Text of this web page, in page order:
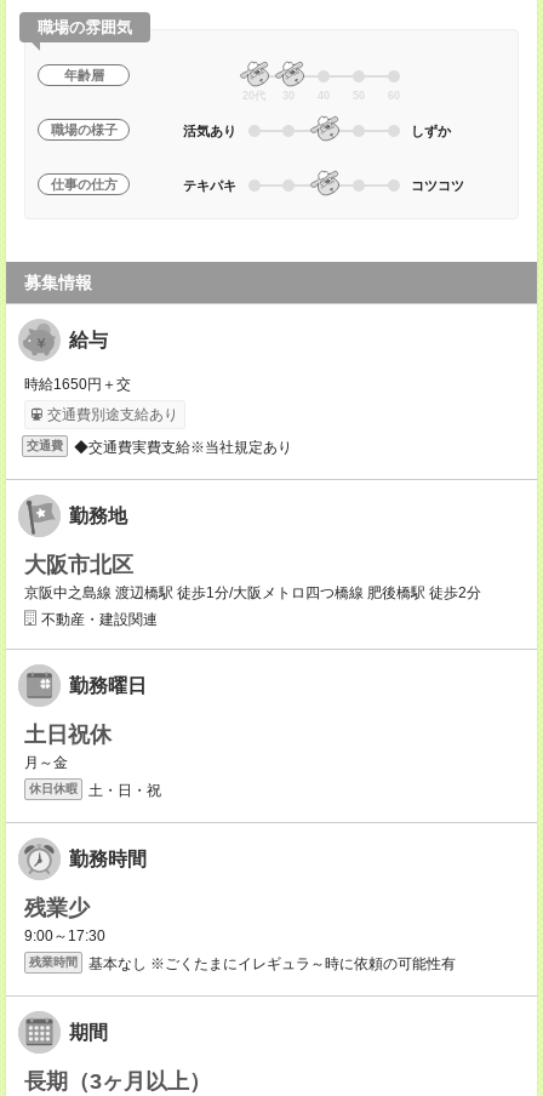
職場の雰囲気
年齢層
20代 30 40 50 60
職場の様子 活気あり しずか
仕事の仕方 テキパキ コツコツ
募集情報
給与
時給1650円＋交
交通費別途支給あり
交通費 ◆交通費実費支給※当社規定あり
勤務地
大阪市北区
京阪中之島線 渡辺橋駅 徒歩1分/大阪メトロ四つ橋線 肥後橋駅 徒歩2分
不動産・建設関連
勤務曜日
土日祝休
月～金
休日休暇 土・日・祝
勤務時間
残業少
9:00～17:30
残業時間 基本なし ※ごくたまにイレギュラ～時に依頼の可能性有
期間
長期（3ヶ月以上）